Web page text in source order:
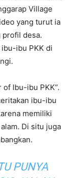
Village
yang turut ia
profil desa.
ibu PKK di
Ibu-ibu PKK”.
ibu-ibu
memiliki
Di situ juga
PUNYA